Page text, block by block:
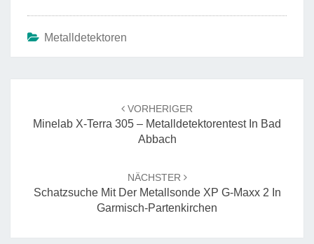
Metalldetektoren
VORHERIGER
Minelab X-Terra 305 – Metalldetektorentest In Bad
Abbach
NÄCHSTER
Schatzsuche Mit Der Metallsonde XP G-Maxx 2 In
Garmisch-Partenkirchen